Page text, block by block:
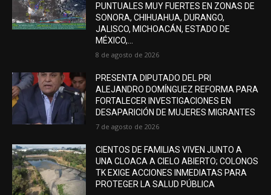
PUNTUALES MUY FUERTES EN ZONAS DE
SONORA, CHIHUAHUA, DURANGO,
JALISCO, MICHOACÁN, ESTADO DE
MÉXICO,...
8 de agosto de 2026
PRESENTA DIPUTADO DEL PRI
ALEJANDRO DOMÍNGUEZ REFORMA PARA
FORTALECER INVESTIGACIONES EN
DESAPARICIÓN DE MUJERES MIGRANTES
7 de agosto de 2026
CIENTOS DE FAMILIAS VIVEN JUNTO A
UNA CLOACA A CIELO ABIERTO; COLONOS
TK EXIGE ACCIONES INMEDIATAS PARA
PROTEGER LA SALUD PÚBLICA